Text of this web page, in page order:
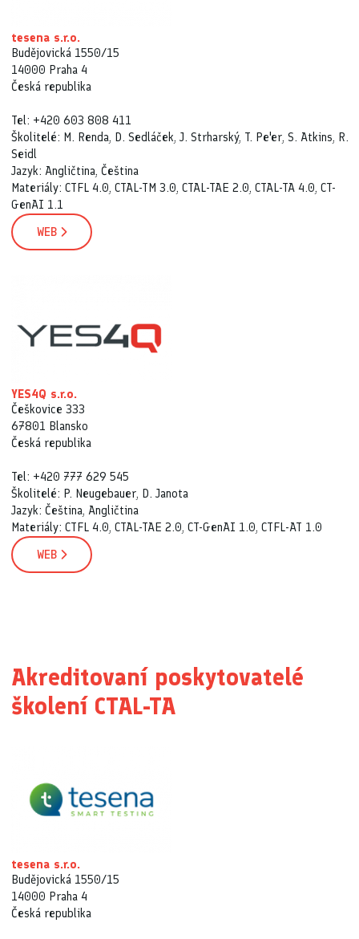
tesena s.r.o.
Budějovická 1550/15
14000 Praha 4
Česká republika
Tel: +420 603 808 411
Školitelé: M. Renda, D. Sedláček, J. Strharský, T. Pe'er, S. Atkins, R.
Seidl
Jazyk: Angličtina, Čeština
Materiály: CTFL 4.0, CTAL-TM 3.0, CTAL-TAE 2.0, CTAL-TA 4.0, CT-
GenAI 1.1
WEB
YES4Q s.r.o.
Češkovice 333
67801 Blansko
Česká republika
Tel: +420 777 629 545
Školitelé: P. Neugebauer, D. Janota
Jazyk: Čeština, Angličtina
Materiály: CTFL 4.0, CTAL-TAE 2.0, CT-GenAI 1.0, CTFL-AT 1.0
WEB
Akreditovaní poskytovatelé
školení CTAL-TA
tesena s.r.o.
Budějovická 1550/15
14000 Praha 4
Česká republika